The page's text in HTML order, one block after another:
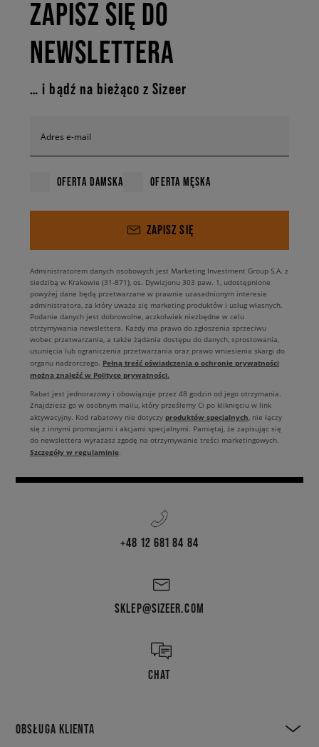
ZAPISZ SIĘ DO
NEWSLETTERA
… i bądź na bieżąco z Sizeer
Adres e-mail
OFERTA DAMSKA OFERTA MĘSKA
ZAPISZ SIĘ
Administratorem danych osobowych jest Marketing Investment Group S.A. z
siedzibą w Krakowie (31-871), os. Dywizjonu 303 paw. 1, udostępnione
powyżej dane będą przetwarzane w prawnie uzasadnionym interesie
administratora, za który uważa się marketing produktów i usług własnych.
Podanie danych jest dobrowolne, aczkolwiek niezbędne w celu
otrzymywania newslettera. Każdy ma prawo do zgłoszenia sprzeciwu
wobec przetwarzania, a także żądania dostępu do danych, sprostowania,
usunięcia lub ograniczenia przetwarzania oraz prawo wniesienia skargi do
organu nadzorczego. Pełną treść oświadczenia o ochronie prywatności
można znaleźć w Polityce prywatności.
Rabat jest jednorazowy i obowiązuje przez 48 godzin od jego otrzymania.
Znajdziesz go w osobnym mailu, który prześlemy Ci po kliknięciu w link
aktywacyjny. Kod rabatowy nie dotyczy produktów specjalnych , nie łączy
się z innymi promocjami i akcjami specjalnymi. Pamiętaj, że zapisując się
do newslettera wyrażasz zgodę na otrzymywanie treści marketingowych.
Szczegóły w regulaminie
+48 12 681 84 84
SKLEP@SIZEER.COM
CHAT
OBSŁUGA KLIENTA